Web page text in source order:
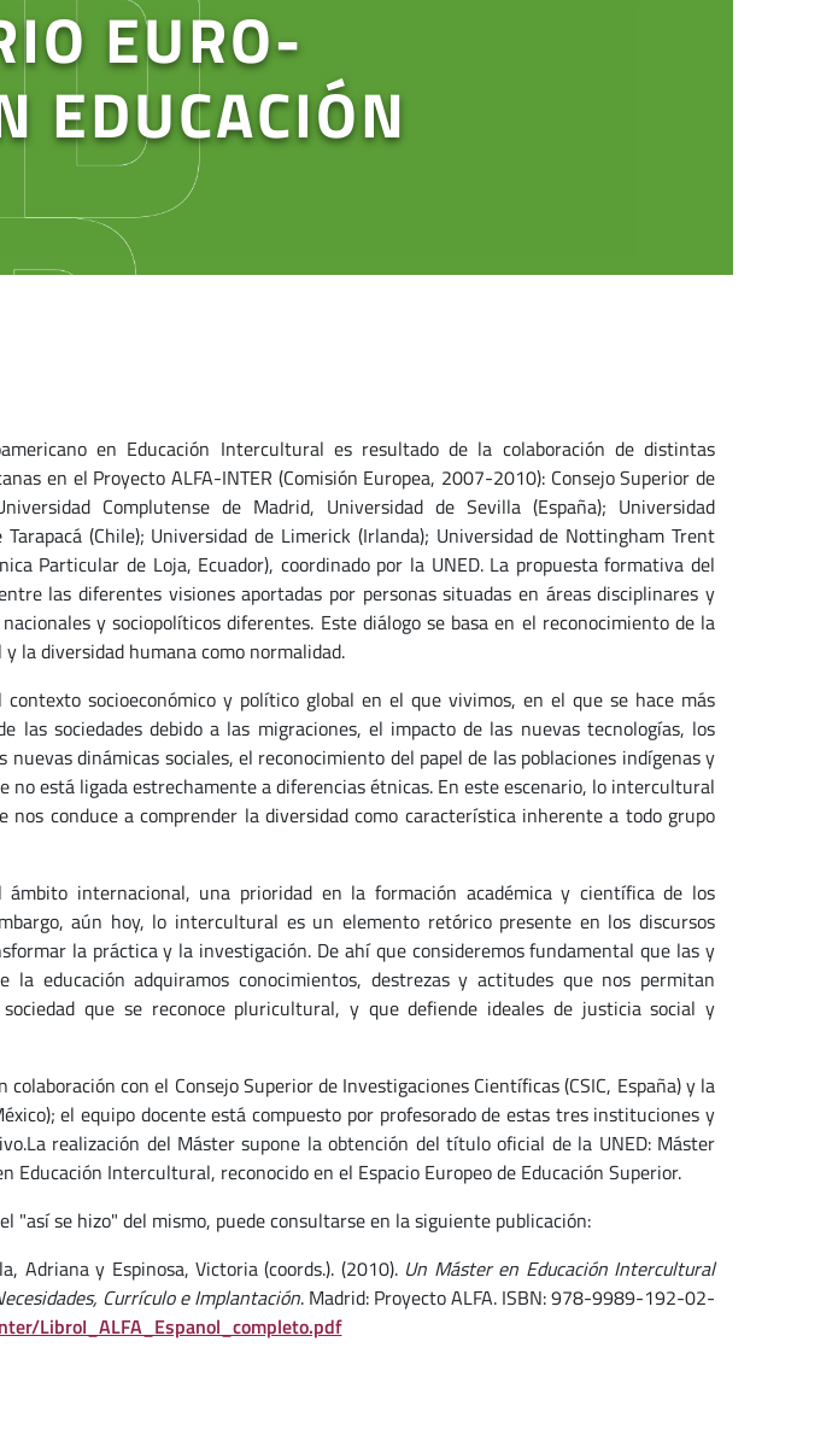
EURO-
EDUCACIÓN
en Educación Intercultural es resultado de la colaboración de distintas
en el Proyecto ALFA-INTER (Comisión Europea, 2007-2010): Consejo Superior de
Complutense de Madrid, Universidad de Sevilla (España); Universidad
Tarapacá (Chile); Universidad de Limerick (Irlanda); Universidad de Nottingham Trent
Particular de Loja, Ecuador), coordinado por la UNED. La propuesta formativa del
las diferentes visiones aportadas por personas situadas en áreas disciplinares y
y sociopolíticos diferentes. Este diálogo se basa en el reconocimiento de la
la diversidad humana como normalidad.
socioeconómico y político global en el que vivimos, en el que se hace más
las sociedades debido a las migraciones, el impacto de las nuevas tecnologías, los
nuevas dinámicas sociales, el reconocimiento del papel de las poblaciones indígenas y
no está ligada estrechamente a diferencias étnicas. En este escenario, lo intercultural
nos conduce a comprender la diversidad como característica inherente a todo grupo
internacional, una prioridad en la formación académica y científica de los
aún hoy, lo intercultural es un elemento retórico presente en los discursos
la práctica y la investigación. De ahí que consideremos fundamental que las y
la educación adquiramos conocimientos, destrezas y actitudes que nos permitan
que se reconoce pluricultural, y que defiende ideales de justicia social y
con el Consejo Superior de Investigaciones Científicas (CSIC, España) y la
el equipo docente está compuesto por profesorado de estas tres instituciones y
realización del Máster supone la obtención del título oficial de la UNED: Máster
Intercultural, reconocido en el Espacio Europeo de Educación Superior.
"así se hizo" del mismo, puede consultarse en la siguiente publicación:
Adriana y Espinosa, Victoria (coords.). (2010). Un Máster en Educación Intercultural
Currículo e Implantación. Madrid: Proyecto ALFA. ISBN: 978-9989-192-02-
LibroI_ALFA_Espanol_completo.pdf